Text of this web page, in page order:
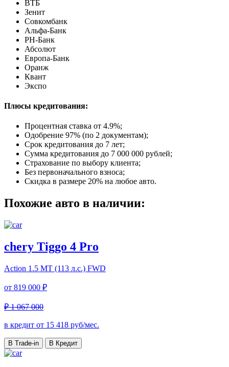
ВТБ
Зенит
Совкомбанк
Альфа-Банк
РН-Банк
Абсолют
Европа-Банк
Оранж
Квант
Экспо
Плюсы кредитования:
Процентная ставка от 4.9%;
Одобрение 97% (по 2 документам);
Срок кредитования до 7 лет;
Сумма кредитования до 7 000 000 рублей;
Страхование по выбору клиента;
Без первоначального взноса;
Скидка в размере 20% на любое авто.
Похожие авто в наличии:
chery Tiggo 4 Pro
Action 1.5 MT (113 л.с.) FWD
от 819 000 ₽
₽ 1 067 000
в кредит от 15 418 руб/мес.
В Trade-in В Кредит